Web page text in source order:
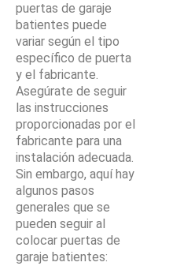
puertas de garaje
batientes puede
variar según el tipo
específico de puerta
y el fabricante.
Asegúrate de seguir
las instrucciones
proporcionadas por el
fabricante para una
instalación adecuada.
Sin embargo, aquí hay
algunos pasos
generales que se
pueden seguir al
colocar puertas de
garaje batientes: